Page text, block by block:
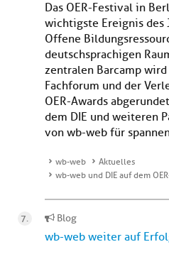
Das OER-Festival in
wichtigste Ereignis des
Offene
deutschsprachigen
zentralen Barcamp
Fachforum und der
OER-Awards
dem DIE und weiteren
von wb-web für
wb-web
Aktuelles
wb-web und DIE auf dem
Blog
wb-web weiter auf